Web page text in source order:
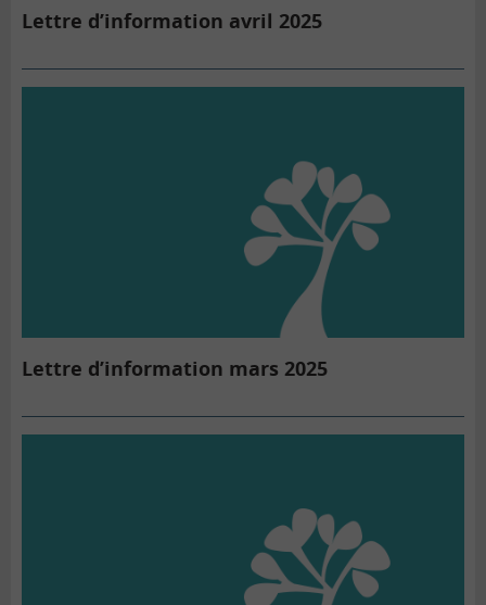
Lettre d’information avril 2025
Lettre d’information mars 2025